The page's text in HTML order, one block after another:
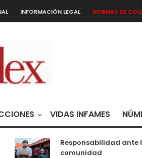
INFORMACIÓN LEGAL NORMAS DE
VIDAS INFAMES
Responsabilidad ante la
comunidad